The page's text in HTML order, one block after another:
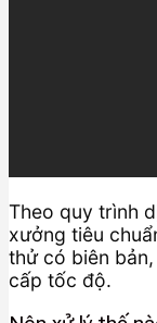
Theo quy trình
xưởng tiêu
thử có biên
cấp tốc độ.